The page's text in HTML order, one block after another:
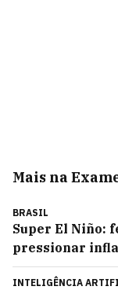
Mais na
BRASIL
Super El Niño:
pressionar
INTELIGÊNCIA